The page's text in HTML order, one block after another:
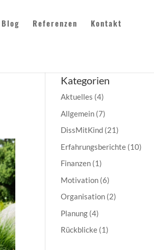
Blog Referenzen Kontakt
Kategorien
Aktuelles (4)
Allgemein (7)
DissMitKind (21)
Erfahrungsberichte (10)
Finanzen (1)
Motivation (6)
Organisation (2)
Planung (4)
Rückblicke (1)